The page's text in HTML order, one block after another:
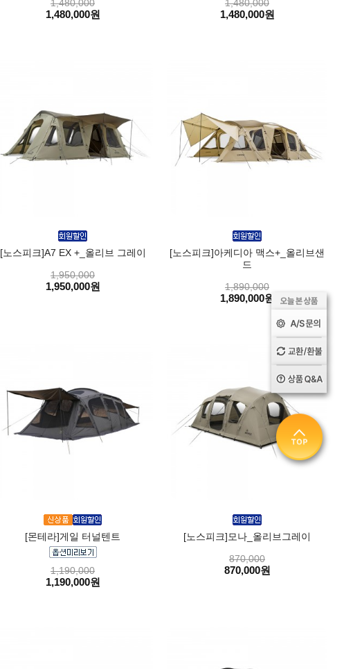
1,480,000
1,480,000원
1,480,000
1,480,000원
[노스피크]A7 EX +_올리브 그레이
1,950,000
1,950,000원
[노스피크]아케디아 맥스+_올리브샌
드
1,890,000
1,890,000원
[몬테라]게일 터널텐트
1,190,000
1,190,000원
[노스피크]모나_올리브그레이
870,000
870,000원